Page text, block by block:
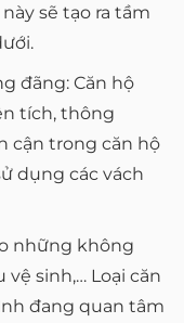
sẽ tạo ra tầm
đãng: Căn hộ
tích, thông
cận trong căn hộ
dụng các vách
những không
sinh,… Loại căn
đang quan tâm